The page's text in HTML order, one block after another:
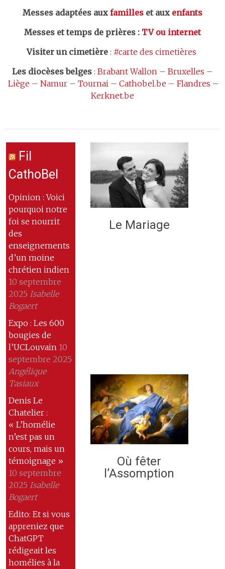
Messes adaptées aux familleset aux enfants
Messes et temps de prières: TV ou internet
Visiter un cimetière: #carte des cimetières
Les diocèses belges: Brabant Wallon– Bruxelles –
Liège – Namur– Tournai– Cathobel.be – Flandres –
Kerknet.be
Fil
CathoBel
Opinion : Voici
pourquoi notre
foi se nourrit
des
enseignements
d’un moine
chrétien indien
10 septembre
2025 Isabelle
Bogaert
Expo : Les 600
bougies de
l’UCLouvain 10
septembre 2025
Angélique
Tasiaux
Denis Le
Chatelier :
« L’homélie
n’est pas un
cours, mais un
témoignage »
10 septembre
2025 Isabelle
Bogaert
Edito: Et si vous
appreniez que
ChatGPT
rédigeait les
homélies à la
Le Mariage
Où fêter
l’Assomption